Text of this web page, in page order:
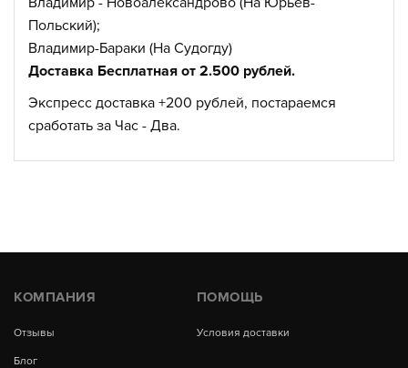
Польский);
Владимир-Бараки (На Судогду)
Доставка Бесплатная от 2.500 рублей.
Экспресс доставка +200 рублей, постараемся
сработать за Час - Два.
КОМПАНИЯ
Отзывы
Блог
ПОМОЩЬ
Условия доставки